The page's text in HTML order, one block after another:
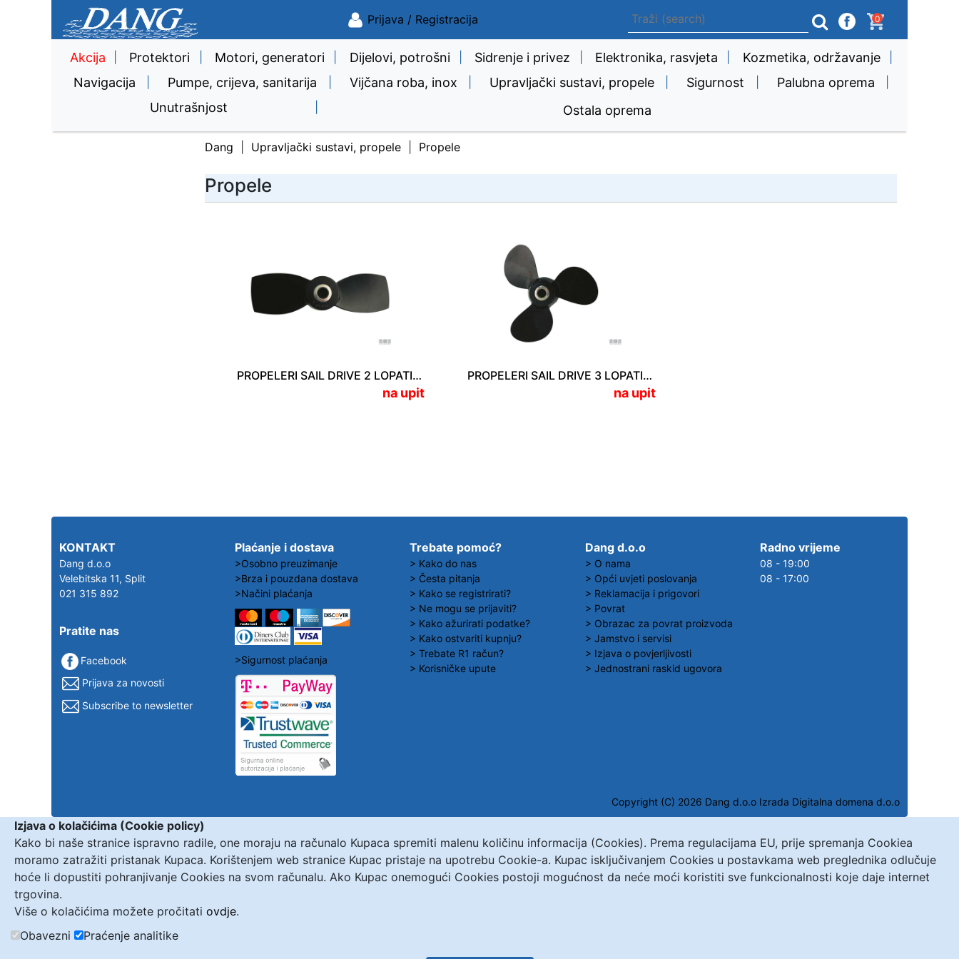
Prijava / Registracija 0
Akcija Protektori Motori, generatori Dijelovi, potrošni Sidrenje i privez Elektronika, rasvjeta Kozmetika, održavanje
Navigacija Pumpe, crijeva, sanitarija Vijčana roba, inox Upravljački sustavi, propele Sigurnost Palubna oprema
Unutrašnjost Ostala oprema
Dang Upravljački sustavi, propele Propele
Propele
PROPELERI SAIL DRIVE 2 LOPATICE 14 x 9 (356 x 229 mm)
na upit
PROPELERI SAIL DRIVE 3 LOPATICE 14 x 10 (356 x 254 mm)
na upit
KONTAKT
Dang d.o.o
Velebitska 11, Split
021 315 892
Pratite nas
Facebook
Prijava za novosti
Subscribe to newsletter
Plaćanje i dostava
>Osobno preuzimanje
>Brza i pouzdana dostava
>Načini plaćanja
>Sigurnost plaćanja
Trebate pomoć?
> Kako do nas
> Česta pitanja
> Kako se registrirati?
> Ne mogu se prijaviti?
> Kako ažurirati podatke?
> Kako ostvariti kupnju?
> Trebate R1 račun?
> Korisničke upute
Dang d.o.o
> O nama
> Opći uvjeti poslovanja
> Reklamacija i prigovori
> Povrat
> Obrazac za povrat proizvoda
> Jamstvo i servisi
> Izjava o povjerljivosti
> Jednostrani raskid ugovora
Radno vrijeme
08 - 19:00
08 - 17:00
Copyright (C) 2026 Dang d.o.o Izrada Digitalna domena d.o.o
Izjava o kolačićima (Cookie policy)
Kako bi naše stranice ispravno radile, one moraju na računalo Kupaca spremiti malenu količinu informacija (Cookies). Prema regulacijama EU, prije spremanja Cookiea
moramo zatražiti pristanak Kupaca. Korištenjem web stranice Kupac pristaje na upotrebu Cookie-a. Kupac isključivanjem Cookies u postavkama web preglednika odlučuje
hoće li dopustiti pohranjivanje Cookies na svom računalu. Ako Kupac onemogući Cookies postoji mogućnost da neće moći koristiti sve funkcionalnosti koje daje internet
trgovina.
Više o kolačićima možete pročitati ovdje.
Obavezni
Praćenje analitike